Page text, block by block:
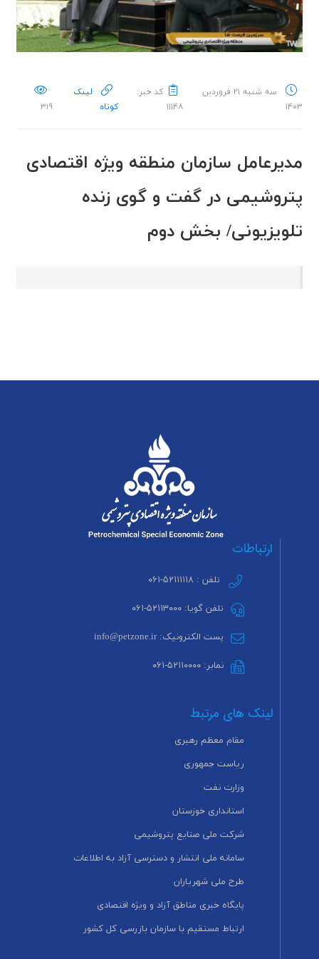
سه شنبه ۲۱ فروردین
۱۴۰۳
کد خبر:
۱۱۱۴۸
لینک
کوتاه
۳۱۹
مدیرعامل سازمان منطقه ویژه اقتصادی
پتروشیمی در گفت و گوی زنده
تلویزیونی/ بخش دوم
ارتباطات
تلفن : ۵۲۱۱۱۱۱۸-۰۶۱
تلفن گویا: ۵۲۱۱۳۰۰۰-۰۶۱
پست الکترونیک: info@petzone.ir
نمابر: ۵۲۱۱۰۰۰۰-۰۶۱
لینک های مرتبط
مقام معظم رهبری
ریاست جمهوری
وزارت نفت
استانداری خوزستان
شرکت ملی صنایع پتروشیمی
سامانه ملی انتشار و دسترسی آزاد به اطلاعات
طرح ملی شهریاران
پایگاه خبری مناطق آزاد و ویژه اقتصادی
ارتباط مستقیم با سازمان بازرسی کل کشور